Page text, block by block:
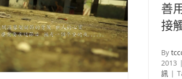
善
接
By
2013 |
訊 |